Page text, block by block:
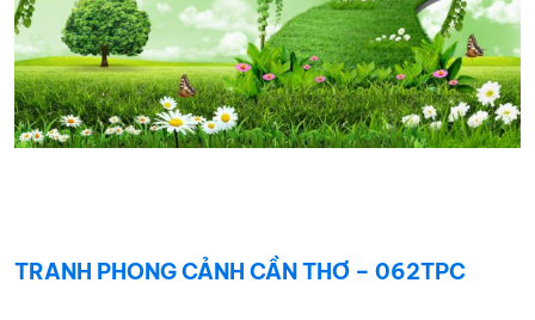
TRANH PHONG CẢNH CẦN THƠ – 062TPC